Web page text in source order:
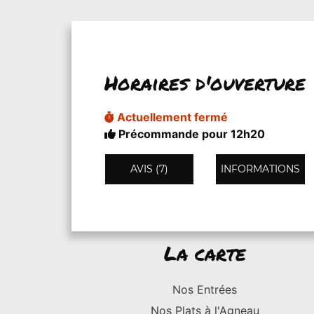
Horaires d'ouverture
Actuellement fermé
Précommande pour 12h20
AVIS (7) INFORMATIONS
La carte
Nos Entrées
Nos Plats à l'Agneau